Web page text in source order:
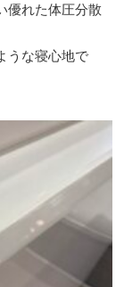
優れた体圧分散
うな寝心地で